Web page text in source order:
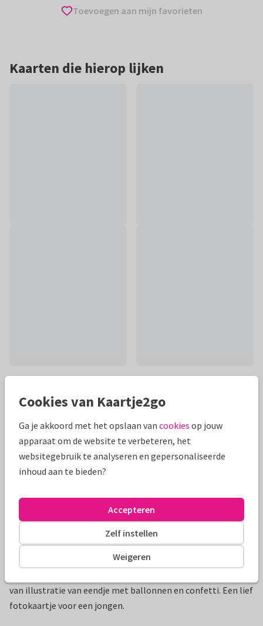
Toevoegen aan mijn favorieten
Kaarten die hierop lijken
Mooie extra's bij je kaart
van illustratie van eendje met ballonnen en confetti. Een lief
fotokaartje voor een jongen.
Cookies van Kaartje2go
Ga je akkoord met het opslaan van cookies op jouw
apparaat om de website te verbeteren, het
websitegebruik te analyseren en gepersonaliseerde
inhoud aan te bieden?
Weigeren
Zelf instellen
Accepteren